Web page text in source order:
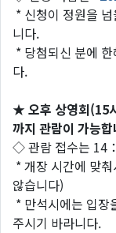
* 신청이 정원을
니다.
* 당첨되신 분에
다.
★ 오후 상영회(15
까지 관람이 가능
◇ 관람 접수는 14
* 개장 시간에 맞
않습니다)
* 만석시에는 입장
주시기 바라니다.